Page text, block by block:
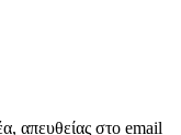
απευθείας στο email